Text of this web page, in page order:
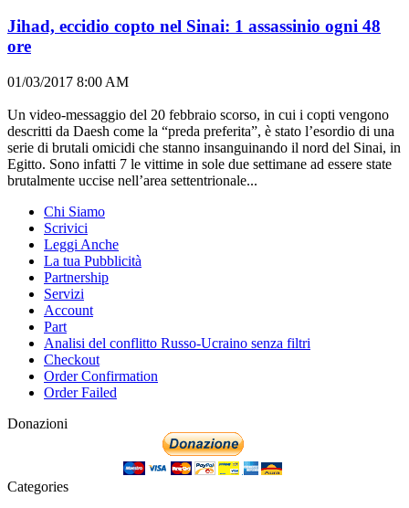
Jihad, eccidio copto nel Sinai: 1 assassinio ogni 48
ore
01/03/2017 8:00 AM
Un video-messaggio del 20 febbraio scorso, in cui i copti vengono
descritti da Daesh come la “preda preferita”, è stato l’esordio di una
serie di brutali omicidi che stanno insanguinando il nord del Sinai, in
Egitto. Sono infatti 7 le vittime in sole due settimane ad essere state
brutalmente uccise nell’area settentrionale...
Chi Siamo
Scrivici
Leggi Anche
La tua Pubblicità
Partnership
Servizi
Account
Part
Analisi del conflitto Russo-Ucraino senza filtri
Checkout
Order Confirmation
Order Failed
Donazioni
Categories